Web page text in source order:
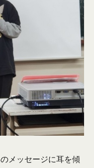
メッセージに耳を傾